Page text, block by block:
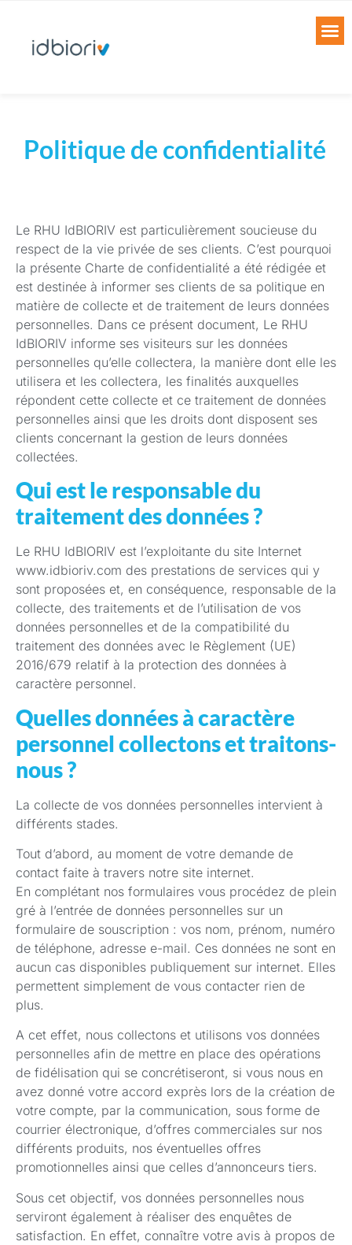
Politique de confidentialité
Le RHU IdBIORIV est particulièrement soucieuse du
respect de la vie privée de ses clients. C’est pourquoi
la présente Charte de confidentialité a été rédigée et
est destinée à informer ses clients de sa politique en
matière de collecte et de traitement de leurs données
personnelles. Dans ce présent document, Le RHU
IdBIORIV informe ses visiteurs sur les données
personnelles qu’elle collectera, la manière dont elle les
utilisera et les collectera, les finalités auxquelles
répondent cette collecte et ce traitement de données
personnelles ainsi que les droits dont disposent ses
clients concernant la gestion de leurs données
collectées.
Qui est le responsable du
traitement des données ?
Le RHU IdBIORIV est l’exploitante du site Internet
www.idbioriv.com des prestations de services qui y
sont proposées et, en conséquence, responsable de la
collecte, des traitements et de l’utilisation de vos
données personnelles et de la compatibilité du
traitement des données avec le Règlement (UE)
2016/679 relatif à la protection des données à
caractère personnel.
Quelles données à caractère
personnel collectons et traitons-
nous ?
La collecte de vos données personnelles intervient à
différents stades.
Tout d’abord, au moment de votre demande de
contact faite à travers notre site internet.
En complétant nos formulaires vous procédez de plein
gré à l’entrée de données personnelles sur un
formulaire de souscription : vos nom, prénom, numéro
de téléphone, adresse e-mail. Ces données ne sont en
aucun cas disponibles publiquement sur internet. Elles
permettent simplement de vous contacter rien de
plus.
A cet effet, nous collectons et utilisons vos données
personnelles afin de mettre en place des opérations
de fidélisation qui se concrétiseront, si vous nous en
avez donné votre accord exprès lors de la création de
votre compte, par la communication, sous forme de
courrier électronique, d’offres commerciales sur nos
différents produits, nos éventuelles offres
promotionnelles ainsi que celles d’annonceurs tiers.
Sous cet objectif, vos données personnelles nous
serviront également à réaliser des enquêtes de
satisfaction. En effet, connaître votre avis à propos de